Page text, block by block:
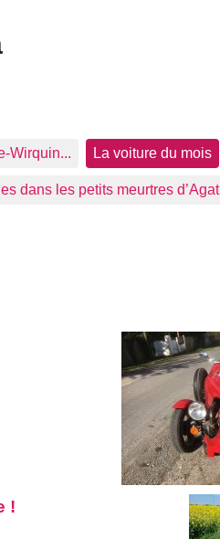
Wirquin... La voiture du mois
dans les petits meurtres
!